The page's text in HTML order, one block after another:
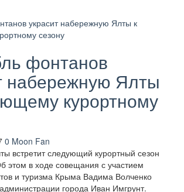
фонтанов
набережную Ялты
курортному
0 Moon Fan
встретит следующий курортный сезон
этом в ходе совещания с участием
и туризма Крыма Вадима Волченко
города Иван Имгрунт.